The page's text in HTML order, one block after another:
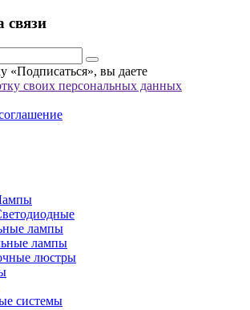
связи
«Подписаться», вы даете
своих персональных данных
лампы
лампы
люстры
системы